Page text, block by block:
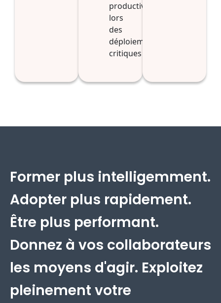
productivité
lors
des
déploiements
critiques
Former plus intelligemment.
Adopter plus rapidement.
Être plus performant.
Donnez à vos collaborateurs
les moyens d'agir. Exploitez
pleinement votre